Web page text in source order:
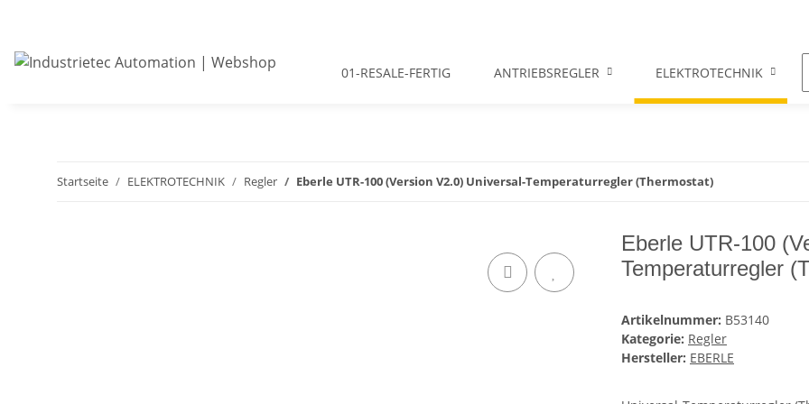
01-RESALE-FERTIG ANTRIEBSREGLER ELEKTROTECHNIK
Startseite ELEKTROTECHNIK Regler Eberle UTR-100 (Version V2.0) Universal-Temperaturregler (Thermostat)
Eberle UTR-100
Temperaturregler
Artikelnummer: B53140
Kategorie: Regler
Hersteller: EBERLE